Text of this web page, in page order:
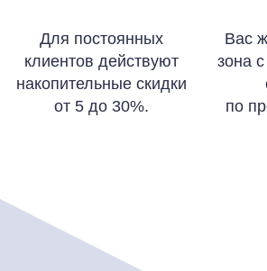
Для постоянных
клиентов действуют
накопительные скидки
от 5 до 30%.
Вас
зона
по